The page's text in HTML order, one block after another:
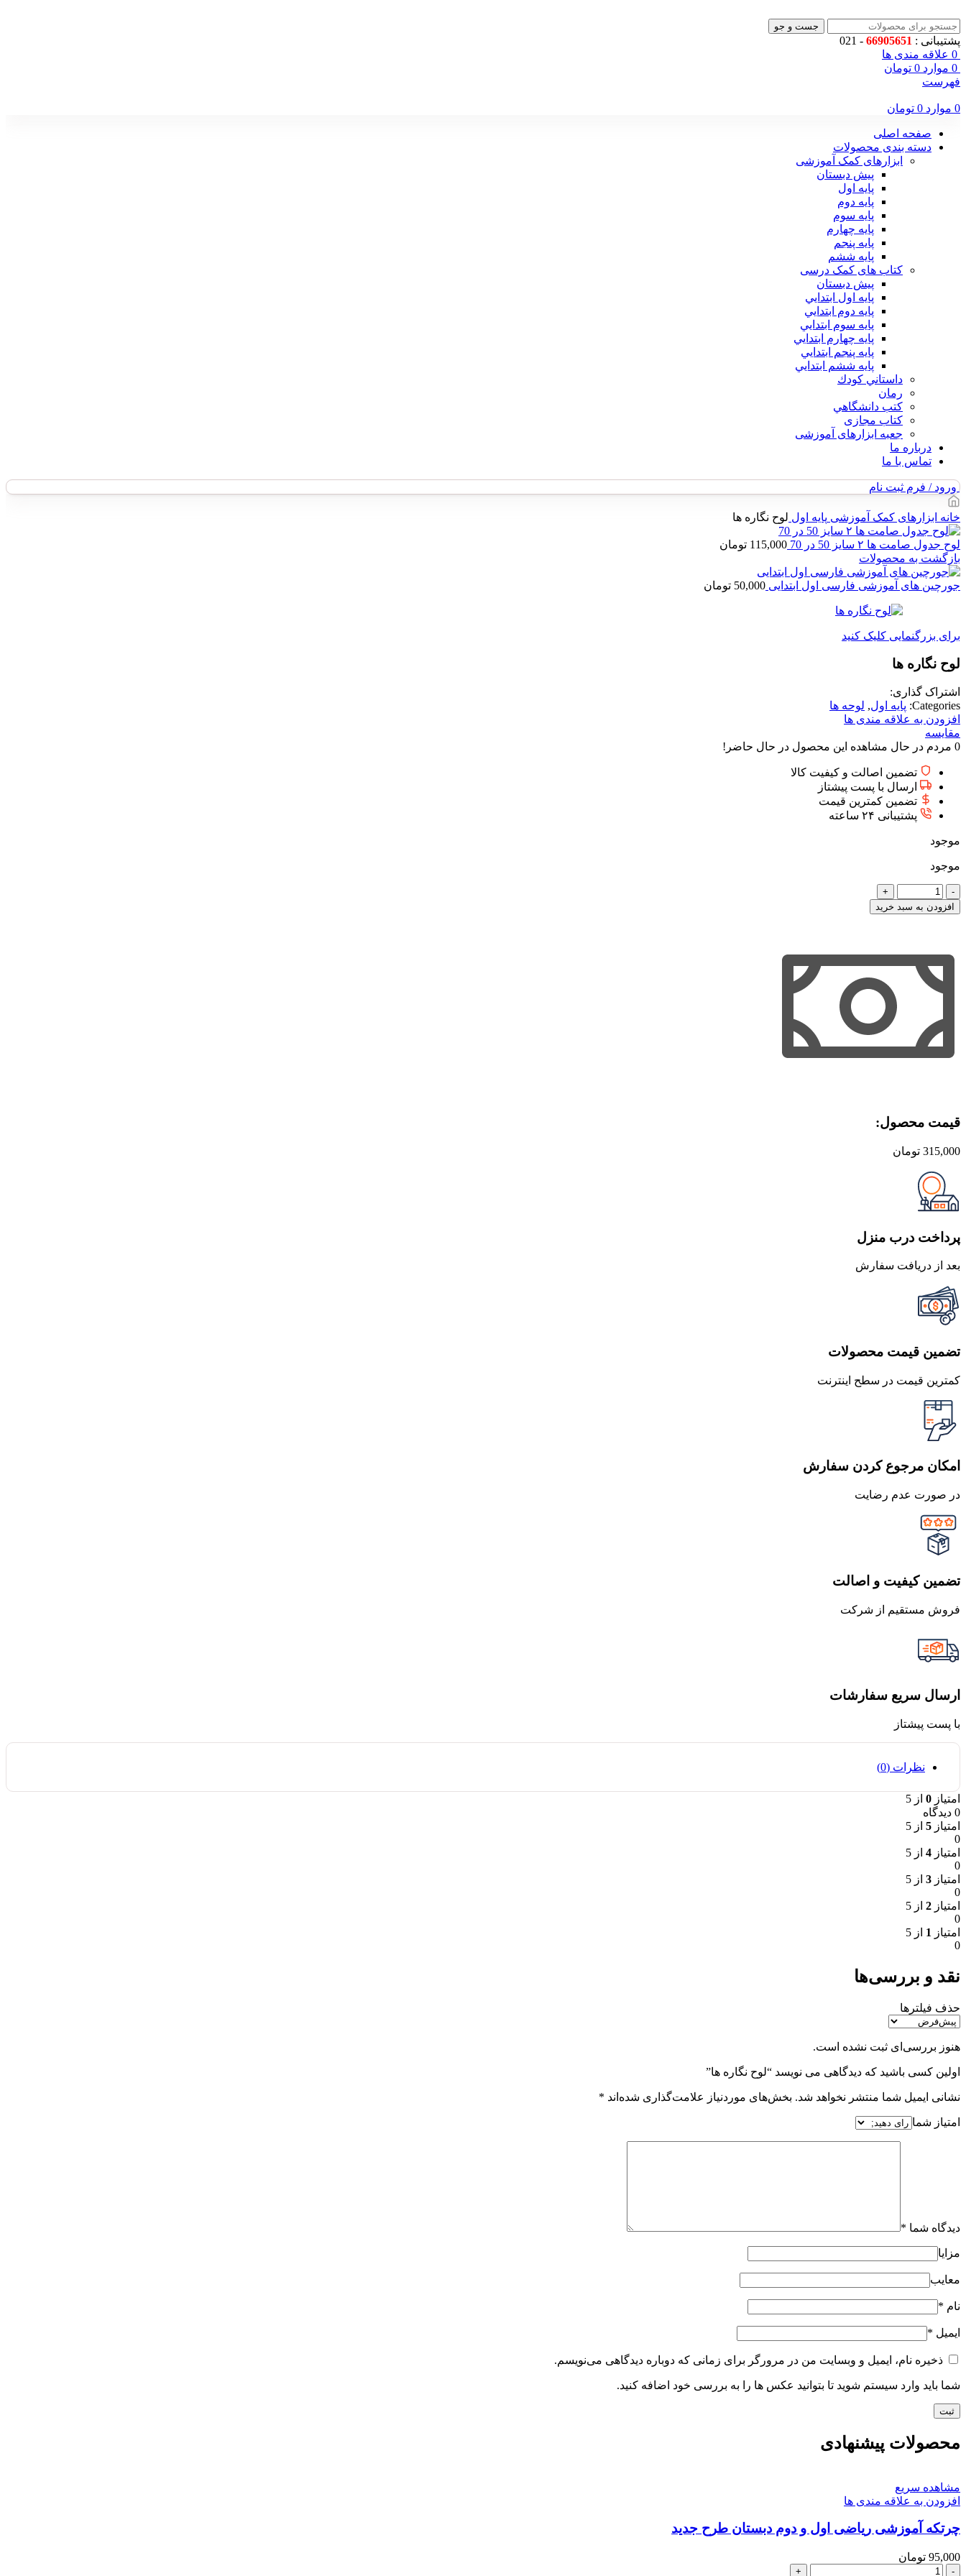
جست و جو
پشتیبانی : 66905651
- 021
0 علاقه مندی ها
0 موارد 0 تومان
فهرست
0 موارد 0 تومان
صفحه اصلی
دسته بندی محصولات
ابزارهای کمک آموزشی
پیش دبستان
پایه اول
پایه دوم
پایه سوم
پایه چهارم
پايه پنجم
پایه ششم
کتاب های کمک درسی
پیش دبستان
پايه اول ابتدايي
پايه دوم ابتدايي
پايه سوم ابتدايي
پايه چهارم ابتدايي
پايه پنجم ابتدايي
پايه ششم ابتدايي
داستاني كودك
رمان
كتب دانشگاهي
کتاب مجازی
جعبه ابزارهای آموزشی
درباره ما
تماس با ما
ورود / فرم ثبت نام
خانه ابزارهای کمک آموزشی پایه اول لوح نگاره ها
لوح جدول صامت ها ۲ سایز 50 در 70 115,000 تومان
بازگشت به محصولات
جورچین های آموزشی فارسی اول ابتدایی 50,000 تومان
برای بزرگنمایی کلیک کنید
لوح نگاره ها
اشتراک گذاری:
Categories: پایه اول, لوحه ها
افزودن به علاقه مندی ها
مقایسه
0 مردم در حال مشاهده این محصول در حال حاضر!
تضمین اصالت و کیفیت کالا
ارسال با پست پیشتاز
تضمین کمترین قیمت
پشتیبانی ۲۴ ساعته
موجود
موجود
لوح
نگاره
ها
افزودن به سبد خرید
قیمت محصول:​
315,000 تومان
پرداخت درب منزل
بعد از دریافت سفارش
تضمین قیمت محصولات
کمترین قیمت در سطح اینترنت
امکان مرجوع کردن سفارش
در صورت عدم رضایت
تضمین کیفیت و اصالت
فروش مستقیم از شرکت
ارسال سریع سفارشات
با پست پیشتاز
نظرات (0)
امتیاز 0 از 5
0 دیدگاه
امتیاز 5 از 5
0
امتیاز 4 از 5
0
امتیاز 3 از 5
0
امتیاز 2 از 5
0
امتیاز 1 از 5
0
نقد و بررسی‌ها
حذف فیلترها
هنوز بررسی‌ای ثبت نشده است.
اولین کسی باشید که دیدگاهی می نویسد “لوح نگاره ها”
نشانی ایمیل شما منتشر نخواهد شد. بخش‌های موردنیاز علامت‌گذاری شده‌اند *
امتیاز شما
دیدگاه شما *
مزایا
معایب
نام *
ایمیل *
ذخیره نام، ایمیل و وبسایت من در مرورگر برای زمانی که دوباره دیدگاهی می‌نویسم.
شما باید وارد سیستم شوید تا بتوانید عکس ها را به بررسی خود اضافه کنید.
محصولات پیشنهادی
مشاهده سریع
افزودن به علاقه مندی ها
چرتکه آموزشی ریاضی اول و دوم دبستان طرح جدید
95,000 تومان
چرتکه